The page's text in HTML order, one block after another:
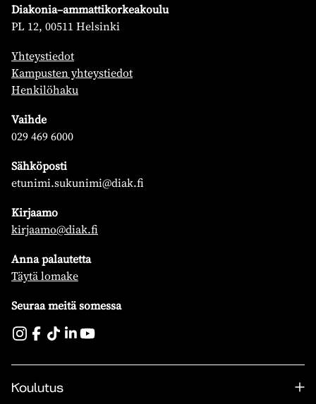
Diakonia–ammattikorkeakoulu
PL 12, 00511 Helsinki
Yhteystiedot
Kampusten yhteystiedot
Henkilöhaku
Vaihde
029 469 6000
Sähköposti
etunimi.sukunimi@diak.fi
Kirjaamo
kirjaamo@diak.fi
Anna palautetta
Täytä lomake
Seuraa meitä somessa
Koulutus